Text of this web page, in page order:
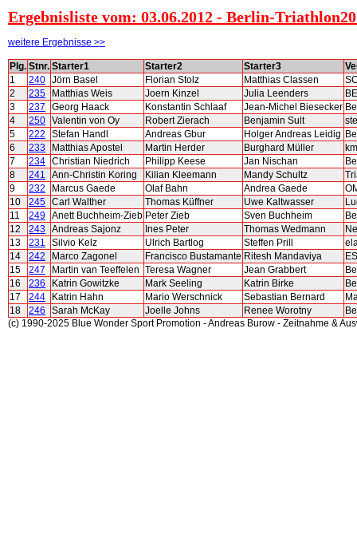
Ergebnisliste vom: 03.06.2012 - Berlin-
weitere Ergebnisse >>
Plg. Stnr. Starter1 Starter2 Starter3
1
240 Jörn Basel Florian Stolz Matthias Classen
2
235 Matthias Weis Joern Kinzel Julia Leenders
3
237 Georg Haack Konstantin Schlaaf Jean-Michel Biesecker
4
250 Valentin von Oy Robert Zierach Benjamin Sult
5
222 Stefan Handl Andreas Gbur Holger Andreas Leidig
6
233 Matthias Apostel Martin Herder Burghard Müller
7
234 Christian Niedrich Philipp Keese Jan Nischan
8
241 Ann-Christin Koring Kilian Kleemann Mandy Schultz
9
232 Marcus Gaede Olaf Bahn Andrea Gaede
10
245 Carl Walther Thomas Küffner Uwe Kaltwasser
11
249 Anett Buchheim-Zieb Peter Zieb Sven Buchheim
12
243 Andreas Sajonz Ines Peter Thomas Wedmann
13
231 Silvio Kelz Ulrich Bartlog Steffen Prill
14
242 Marco Zagonel Francisco Bustamante Ritesh Mandaviya
15
247 Martin van Teeffelen Teresa Wagner Jean Grabbert
16
236 Katrin Gowitzke Mark Seeling Katrin Birke
17
244 Katrin Hahn Mario Werschnick Sebastian Bernard
18
246 Sarah McKay Joelle Johns Renee Worotny
(c) 1990-2025 Blue Wonder Sport Promotion - Andreas Burow - Zeitnahme &